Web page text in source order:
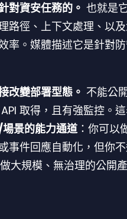
對資安任務的。 也就是
路徑、上下文處理、以
率。媒體描述它是針對
改變部署型態。 不能公
取得，且有強監控。
景的能力通道：你可以
事件回應自動化，但你
大規模、無治理的公開產